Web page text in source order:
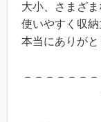
大小、さまざま
使いやすく収納
本当にありがと
－－－－－－